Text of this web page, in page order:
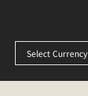
Select Currency